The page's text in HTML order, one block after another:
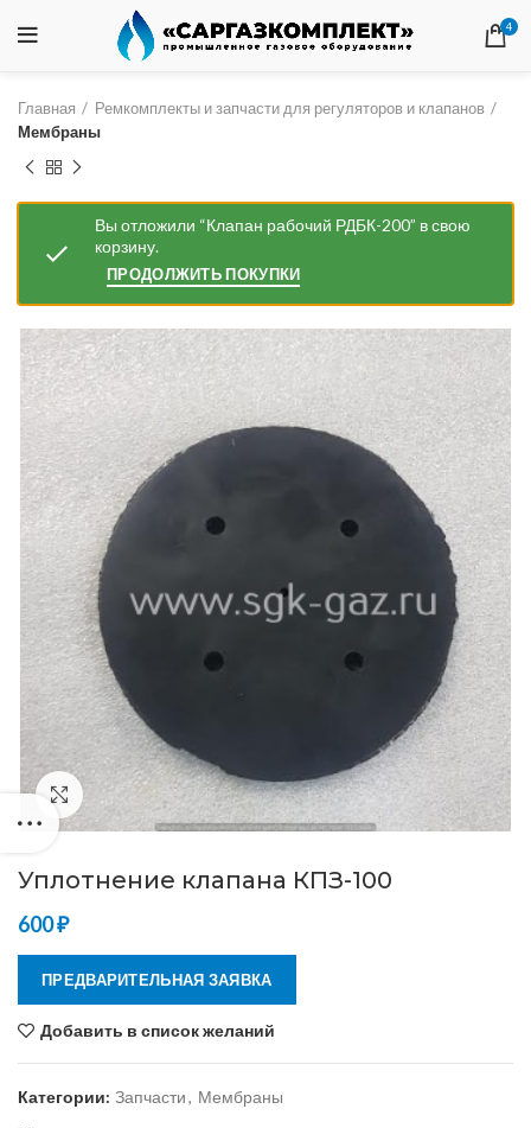
4
Главная
Ремкомплекты и запчасти для регуляторов и клапанов
Мембраны
Вы отложили “Клапан рабочий РДБК-200” в свою
корзину.
ПРОДОЛЖИТЬ ПОКУПКИ
Нажмите, чтобы увеличить
Уплотнение клапана КПЗ-100
600₽
ПРЕДВАРИТЕЛЬНАЯ ЗАЯВКА
Добавить в список желаний
Категории: Запчасти, Мембраны